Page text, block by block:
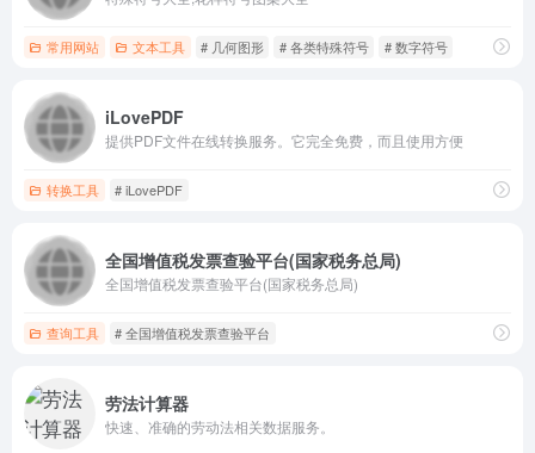
常用网站 文本工具 # 几何图形 # 各类特殊符号 # 数字符号
iLovePDF
提供PDF文件在线转换服务。它完全免费，而且使用方便
转换工具 # iLovePDF
全国增值税发票查验平台(国家税务总局)
全国增值税发票查验平台(国家税务总局)
查询工具 # 全国增值税发票查验平台
劳法计算器
快速、准确的劳动法相关数据服务。